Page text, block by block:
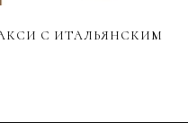
С ИТАЛЬЯНСКИМ